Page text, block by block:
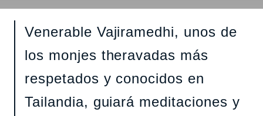
Venerable Vajiramedhi, unos de
los monjes theravadas más
respetados y conocidos en
Tailandia, guiará meditaciones y